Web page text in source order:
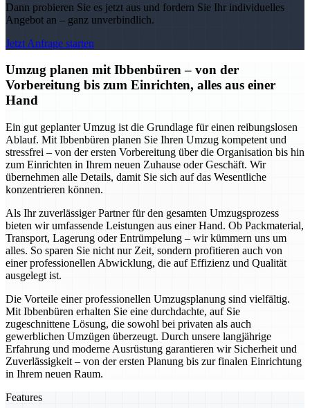
Dann probieren Sie es jetzt aus und fordern Sie Ihr individuelles
Angebot an – ganz unverbindlich.
Jetzt Anfrage starten
Umzug planen mit Ibbenbüren – von der
Vorbereitung bis zum Einrichten, alles aus einer
Hand
Ein gut geplanter Umzug ist die Grundlage für einen reibungslosen
Ablauf. Mit Ibbenbüren planen Sie Ihren Umzug kompetent und
stressfrei – von der ersten Vorbereitung über die Organisation bis hin
zum Einrichten in Ihrem neuen Zuhause oder Geschäft. Wir
übernehmen alle Details, damit Sie sich auf das Wesentliche
konzentrieren können.
Als Ihr zuverlässiger Partner für den gesamten Umzugsprozess
bieten wir umfassende Leistungen aus einer Hand. Ob Packmaterial,
Transport, Lagerung oder Entrümpelung – wir kümmern uns um
alles. So sparen Sie nicht nur Zeit, sondern profitieren auch von
einer professionellen Abwicklung, die auf Effizienz und Qualität
ausgelegt ist.
Die Vorteile einer professionellen Umzugsplanung sind vielfältig.
Mit Ibbenbüren erhalten Sie eine durchdachte, auf Sie
zugeschnittene Lösung, die sowohl bei privaten als auch
gewerblichen Umzügen überzeugt. Durch unsere langjährige
Erfahrung und moderne Ausrüstung garantieren wir Sicherheit und
Zuverlässigkeit – von der ersten Planung bis zur finalen Einrichtung
in Ihrem neuen Raum.
Features